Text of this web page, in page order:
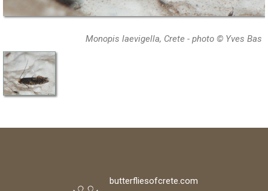
Monopis laevigella, Crete - photo © Yves Bas
butterfliesofcrete.com